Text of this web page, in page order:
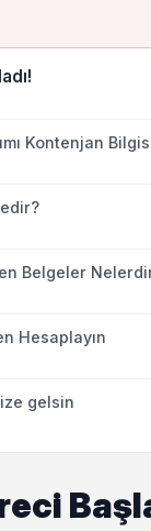
Kontenjan
Belgeler
Hesaplayın
gelsin